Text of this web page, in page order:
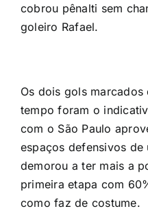
cobrou pênalti sem
goleiro Rafael.
Os dois gols
tempo foram o
com o São Paulo
espaços defensivos de
demorou a ter mais a
primeira etapa com
como faz de costume.